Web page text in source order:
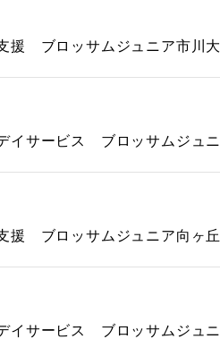
援 ブロッサムジュニア市川
イサービス ブロッサムジュ
援 ブロッサムジュニア向ヶ
イサービス ブロッサムジュ